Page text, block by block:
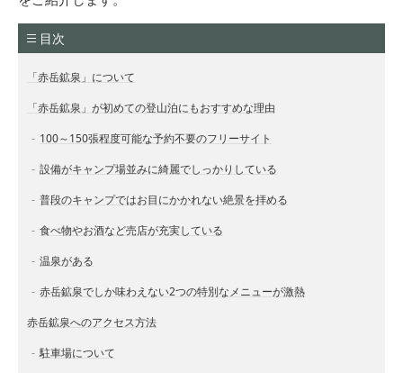
目次
「赤岳鉱泉」について
「赤岳鉱泉」が初めての登山泊にもおすすめな理由
100～150張程度可能な予約不要のフリーサイト
設備がキャンプ場並みに綺麗でしっかりしている
普段のキャンプではお目にかかれない絶景を拝める
食べ物やお酒など売店が充実している
温泉がある
赤岳鉱泉でしか味わえない2つの特別なメニューが激熱
赤岳鉱泉へのアクセス方法
駐車場について